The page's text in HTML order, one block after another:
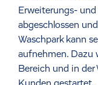
Erweiterungs-
abgeschlossen
Waschpark kann
aufnehmen. Dazu
Bereich und in der